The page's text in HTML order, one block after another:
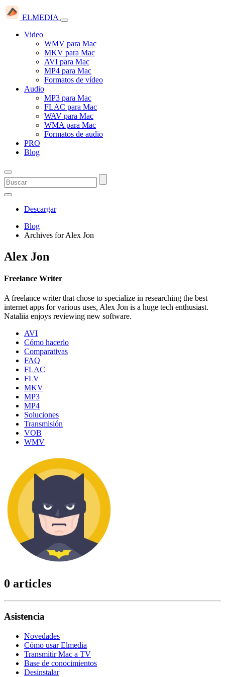
ELMEDIA
Video
WMV para Mac
MKV para Mac
AVI para Mac
MP4 para Mac
Formatos de vídeo
Audio
MP3 para Mac
FLAC para Mac
WAV para Mac
WMA para Mac
Formatos de audio
PRO
Blog
Descargar
Blog
Archives for Alex Jon
Alex Jon
Freelance Writer
A freelance writer that chose to specialize in researching the best
internet apps for various uses, Alex Jon is a huge tech enthusiast.
Nataliia enjoys reviewing new software.
AVI
Cómo hacerlo
Comparativas
FAQ
FLAC
FLV
MKV
MP3
MP4
Soluciones
Transmisión
VOB
WMV
0 articles
Asistencia
Novedades
Cómo usar Elmedia
Transmitir Mac a TV
Base de conocimientos
Desinstalar